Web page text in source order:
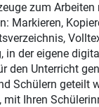
zum
Markieren,
in der eigene
den Unterricht
Schülern geteilt
Ihren